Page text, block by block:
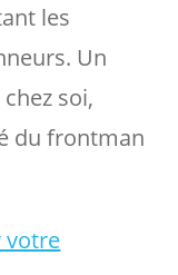
les
Un
soi,
du frontman
votre